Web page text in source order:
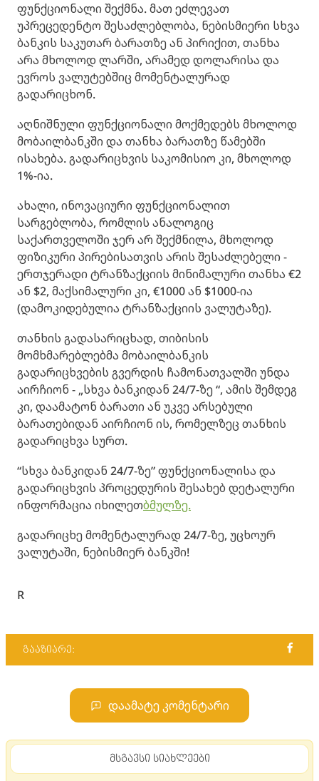
ფუნქციონალი შექმნა. მათ ეძლევათ
უპრეცედენტო შესაძლებლობა, ნებისმიერი სხვა
ბანკის საკუთარ ბარათზე ან პირიქით, თანხა
არა მხოლოდ ლარში, არამედ დოლარისა და
ევროს ვალუტებშიც მომენტალურად
გადარიცხონ.
აღნიშნული ფუნქციონალი მოქმედებს მხოლოდ
მობაილბანკში და თანხა ბარათზე წამებში
ისახება. გადარიცხვის საკომისიო კი, მხოლოდ
1%-ია.
ახალი, ინოვაციური ფუნქციონალით
სარგებლობა, რომლის ანალოგიც
საქართველოში ჯერ არ შექმნილა, მხოლოდ
ფიზიკური პირებისათვის არის შესაძლებელი -
ერთჯერადი ტრანზაქციის მინიმალური თანხა €2
ან $2, მაქსიმალური კი, €1000 ან $1000-ია
(დამოკიდებულია ტრანზაქციის ვალუტაზე).
თანხის გადასარიცხად, თიბისის
მომხმარებლებმა მობაილბანკის
გადარიცხვების გვერდის ჩამონათვალში უნდა
აირჩიონ - „სხვა ბანკიდან 24/7-ზე “, ამის შემდეგ
კი, დაამატონ ბარათი ან უკვე არსებული
ბარათებიდან აირჩიონ ის, რომელზეც თანხის
გადარიცხვა სურთ.
“სხვა ბანკიდან 24/7-ზე” ფუნქციონალისა და
გადარიცხვის პროცედურის შესახებ დეტალური
ინფორმაცია იხილეთბმულზე.
გადარიცხე მომენტალურად 24/7-ზე, უცხოურ
ვალუტაში, ნებისმიერ ბანკში!
R
გააზიარე:
დაამატე კომენტარი
მსგავსი სიახლეები